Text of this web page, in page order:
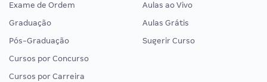
Exame de Ordem
Graduação
Pós-Graduação
Cursos por Concurso
Cursos por Carreira
Aulas ao Vivo
Aulas Grátis
Sugerir Curso